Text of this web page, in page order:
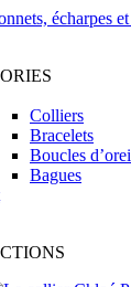
écharpes
Colliers
Bracelets
Boucles
Bagues